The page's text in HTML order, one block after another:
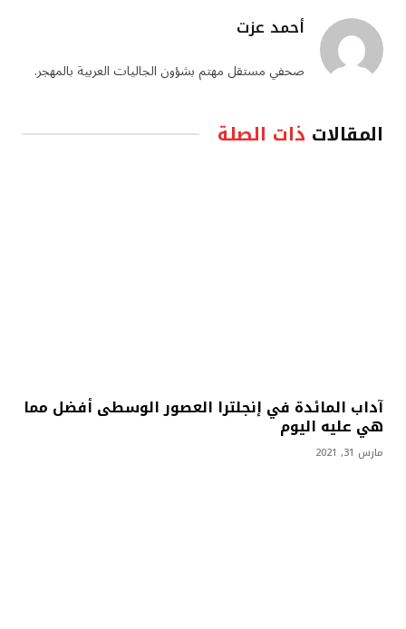
أحمد عزت
صحفي مستقل مهتم بشؤون الجاليات العربية بالمهجر.
المقالات ذات الصلة
آداب المائدة في إنجلترا العصور الوسطى أفضل مما
هي عليه اليوم
مارس 31, 2021